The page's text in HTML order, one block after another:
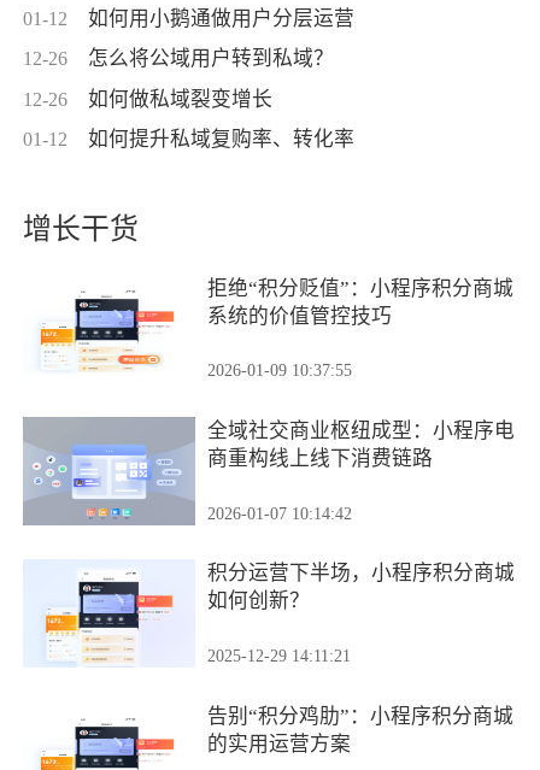
01-12 如何用小鹅通做用户分层运营
12-26 怎么将公域用户转到私域？
12-26 如何做私域裂变增长
01-12 如何提升私域复购率、转化率
增长干货
拒绝“积分贬值”：小程序积分商城
系统的价值管控技巧
2026-01-09 10:37:55
全域社交商业枢纽成型：小程序电
商重构线上线下消费链路
2026-01-07 10:14:42
积分运营下半场，小程序积分商城
如何创新？
2025-12-29 14:11:21
告别“积分鸡肋”：小程序积分商城
的实用运营方案